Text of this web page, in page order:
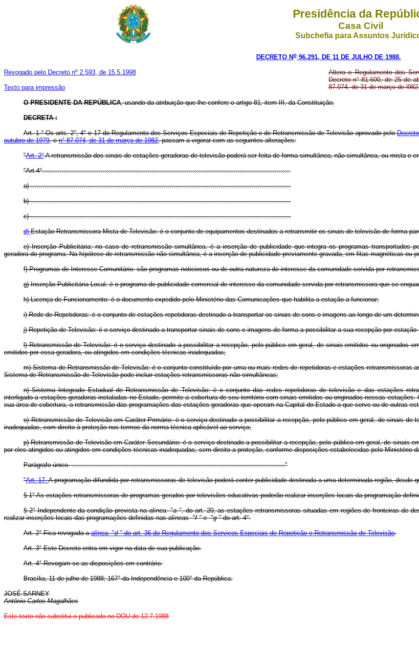
Presidência da
Casa Civil
Subchefia para Assuntos
DECRETO No 96.291, DE 11 DE JULHO DE 1988.
Revogado pelo Decreto nº 2.593, de 15.5.1998
Texto para impressão
Altera o Regulamento dos
Decreto n° 81.600, de 25 de
87.074, de 31 de março de
O PRESIDENTE DA REPÚBLICA, usando da atribuição que lhe confere o artigo 81, item III, da Constituição,
DECRETA :
Art. 1.° Os arts. 2°, 4° e 17 do Regulamento dos Serviços Especiais de Repetição e de Retransmissão de Televisão aprovado pelo
outubro de 1979, en° 87.074, de 31 de março de 1982, passam a vigorar com as seguintes alterações:
"Art. 2°A retransmissão dos sinais de estações geradoras de televisão poderá ser feita de forma simultânea, não simultânea, ou mista e
"Art.4°...............................................................................................................................
a) .....................................................................................................................................
b) .....................................................................................................................................
c) .....................................................................................................................................
d)Estação Retransmissora Mista de Televisão: é o conjunto de equipamentos destinados a retransmitir os sinais de televisão de forma
e) Inserção Publicitária: no caso de retransmissão simultânea, é a inserção de publicidade que integra os programas transportados
geradora do programa. Na hípótese de retransmissão não simultânea, é a inserção de publicidade previamente gravada, em fitas magnéticas ou
f) Programas de Interesse Comunitário: são programas noticiosos ou de outra natureza de interesse da comunidade servida por
g) Inserção Publicitária Local: é o programa de publicidade comercial de interesse da comunidade servida por retransmissora que se
h) Licença de Funcionamento: é o documento expedido pelo Ministério das Comunicações que habilita a estação a funcionar;
i) Rede de Repetidoras: é o conjunto de estações repetidoras destinado a transportar os sinais de sons e imagens ao longo de um
j) Repetição de Televisão: é o serviço destinado a transportar sinais de sons e imagens de forma a possibilitar a sua recepção por
l) Retransmissão de Televisão: é o serviço destinado a possibilitar a recepção, pelo público em geral, de sinais emitidos ou originados
emitidos por essa geradora, ou atingidos em condições técnicas inadequadas;
m) Sistema de Retransmissão de Televisão: é o conjunto constituído por uma ou mais redes de repetidoras e estações retransmissoras
Sistema de Retransmissão de Televisão pode incluir estações retransmissoras não simultâneas;
n) Sistema Integrado Estadual de Retransmissão de Televisão: é o conjunto das redes repetidoras de televisão e das estações
interligado a estações geradoras instaladas no Estado, permite a cobertura de seu território com sinais emitidos ou originados nessas
sua área de cobertura, a retransmissão das programações das estações geradoras que operam na Capital do Estado a que serve ou de outras
o) Retransmissão de Televisão em Caráter Primário: é o serviço destinado a possibilitar a recepção, pelo público em geral, de sinais
inadequadas, com direito à proteção nos termos da norma técnica aplicável ao serviço;
p) Retransmissão de Televisão em Caráter Secundário: é o serviço destinado a possibilitar a recepção, pelo público em geral, de sinais
por eles atingidos ou atingidos em condições técnicas inadequadas, sem direito a proteção, conforme disposições estabelecidas pelo Ministério
Parágrafo único. ............................................................................................................."
"Art. 17.A programação difundida por retransmissoras de televisão poderá conter publicidade destinada a uma determinada região, desde
§ 1° As estações retransmissoras de programas gerados por televisões educativas poderão realizar inserções locais da programação
§ 2° Independente da condição prevista na alínea "a ", do art. 20, as estações retransmissoras situadas em regiões de fronteiras de
realizar inserções locais das programações definidas nas alíneas "f "e "g "do art. 4°.
Art. 2° Fica revogada aalínea "d "do art. 36 do Regulamento dos Serviços Especiais de Repetição e Retransmissão de Televisão.
Art. 3° Este Decreto entra em vigor na data de sua publicação.
Art. 4° Revogam-se as disposições em contrário.
Brasília, 11 de julho de 1988; 167° da Independência e 100° da República.
JOSÉ SARNEY
Antônio Carlos Magalhães
Este texto não substitui o publicado no DOU de 12.7.1988